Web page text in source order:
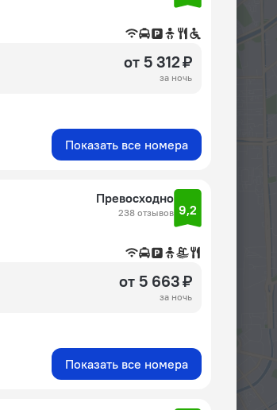
от 5 312 ₽
за ночь
Показать все номера
Превосходно
238 отзывов 9,2
от 5 663 ₽
за ночь
Показать все номера